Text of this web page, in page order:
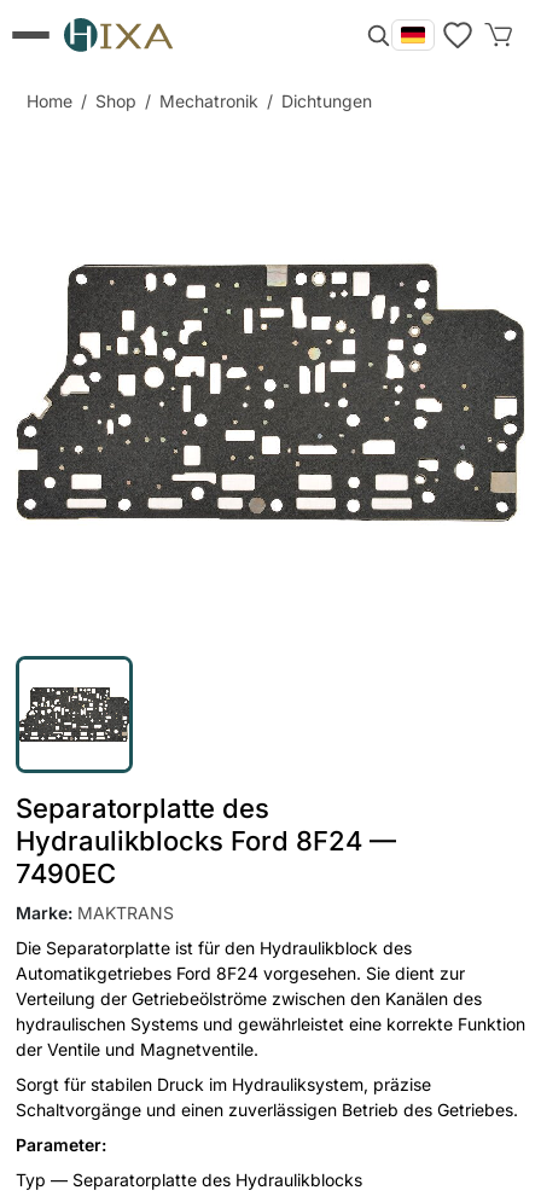
Home / Shop / Mechatronik / Dichtungen
Separatorplatte des
Hydraulikblocks Ford 8F24 —
7490EC
Marke: MAKTRANS
Die Separatorplatte ist für den Hydraulikblock des
Automatikgetriebes Ford 8F24 vorgesehen. Sie dient zur
Verteilung der Getriebeölströme zwischen den Kanälen des
hydraulischen Systems und gewährleistet eine korrekte Funktion
der Ventile und Magnetventile.
Sorgt für stabilen Druck im Hydrauliksystem, präzise
Schaltvorgänge und einen zuverlässigen Betrieb des Getriebes.
Parameter:
Typ — Separatorplatte des Hydraulikblocks